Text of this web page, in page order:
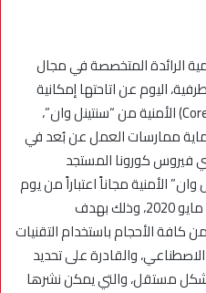
الرائدة المتخصصة في مجال
اليوم عن اتاحتها إمكانية
الوصول المجاني إلى منصة “كور” (Core) الأمنية من “سنتينل وان”،
ممارسات العمل عن بُعد في
فيروس كورونا المستجد
وان” الأمنية مجاناً اعتباراً من يوم
الاثنين 16 مارس ولغاية الجمعة 16 مايو 2020، وذلك بهدف
الأحجام باستخدام التقنيات
والقادرة على تحديد
بشكل مستقل، والتي يمكن نشرها